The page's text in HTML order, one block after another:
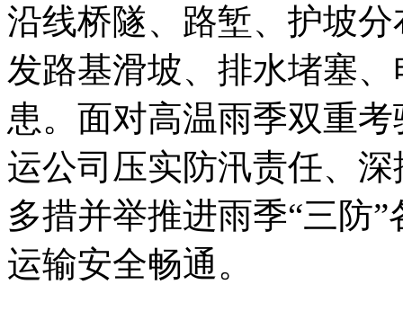
沿线桥隧、路堑、护坡
发路基滑坡、排水堵塞
患。面对高温雨季双重
运公司压实防汛责任、
多措并举推进雨季“三防
运输安全畅通。